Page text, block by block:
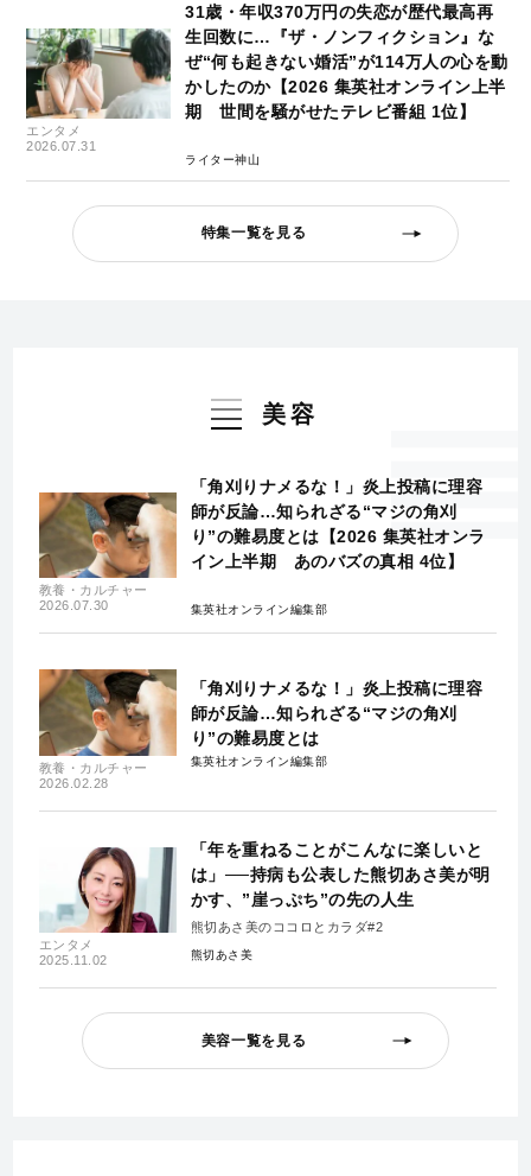
エンタメ
2026.07.31
31歳・年収370万円の失恋が歴代最高再
生回数に…『ザ・ノンフィクション』な
ぜ“何も起きない婚活”が114万人の心を動
かしたのか【2026 集英社オンライン上半
期 世間を騒がせたテレビ番組 1位】
ライター神山
特集一覧を見る
美容
教養・カルチャー
2026.07.30
「角刈りナメるな！」炎上投稿に理容
師が反論…知られざる“マジの角刈
り”の難易度とは【2026 集英社オンラ
イン上半期 あのバズの真相 4位】
集英社オンライン編集部
教養・カルチャー
2026.02.28
「角刈りナメるな！」炎上投稿に理容
師が反論…知られざる“マジの角刈
り”の難易度とは
集英社オンライン編集部
エンタメ
2025.11.02
「年を重ねることがこんなに楽しいと
は」──持病も公表した熊切あさ美が明
かす、”崖っぷち”の先の人生
熊切あさ美のココロとカラダ#2
熊切あさ美
美容一覧を見る